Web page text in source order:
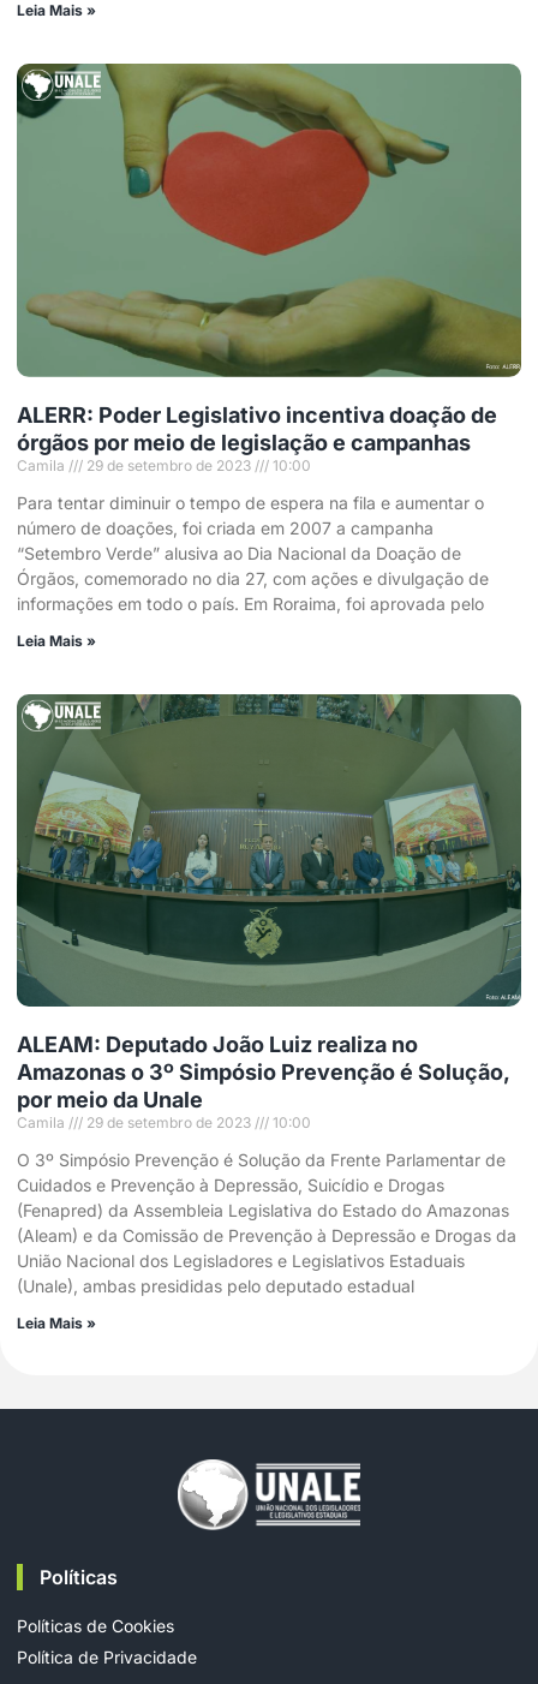
Leia Mais »
ALERR: Poder Legislativo incentiva doação de
órgãos por meio de legislação e campanhas
Camila 29 de setembro de 2023 10:00
Para tentar diminuir o tempo de espera na fila e aumentar o
número de doações, foi criada em 2007 a campanha
“Setembro Verde” alusiva ao Dia Nacional da Doação de
Órgãos, comemorado no dia 27, com ações e divulgação de
informações em todo o país. Em Roraima, foi aprovada pelo
Leia Mais »
ALEAM: Deputado João Luiz realiza no
Amazonas o 3º Simpósio Prevenção é Solução,
por meio da Unale
Camila 29 de setembro de 2023 10:00
O 3º Simpósio Prevenção é Solução da Frente Parlamentar de
Cuidados e Prevenção à Depressão, Suicídio e Drogas
(Fenapred) da Assembleia Legislativa do Estado do Amazonas
(Aleam) e da Comissão de Prevenção à Depressão e Drogas da
União Nacional dos Legisladores e Legislativos Estaduais
(Unale), ambas presididas pelo deputado estadual
Leia Mais »
Políticas
Políticas de Cookies
Política de Privacidade